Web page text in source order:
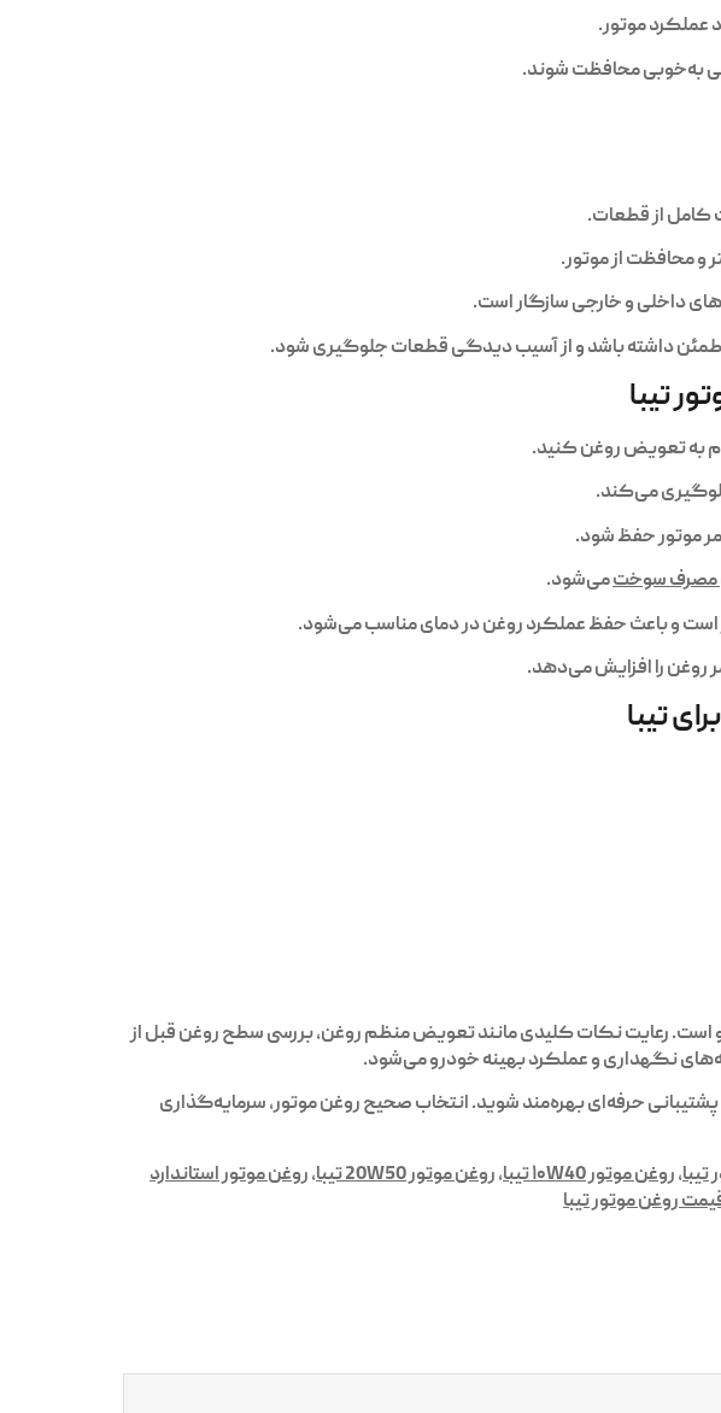
عملکرد موتور.
به‌خوبی محافظت شوند.
کامل از قطعات.
و محافظت از موتور.
داخلی و خارجی سازگار است.
مطمئن داشته باشد و از آسیب دیدگی قطعات جلوگیری شود.
تیبا
می‌کند.
موتور حفظ شود.
سوختمی‌شود.
و باعث حفظ عملکرد روغن در دمای مناسب می‌شود.
روغن را افزایش می‌دهد.
تیبا
است. رعایت نکات کلیدی مانند تعویض منظم روغن، بررسی سطح روغن قبل از
نگهداری و عملکرد بهینه خودرو می‌شود.
حرفه‌ای بهره‌مند شوید. انتخاب صحیح روغن موتور، سرمایه‌گذاری
,روغن موتور ۱۰W40 تیبا ,روغن موتور 20W50 تیبا ,روغن موتور استاندارد
روغن موتور تیبا